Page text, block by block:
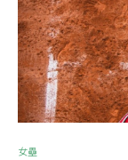
女壘